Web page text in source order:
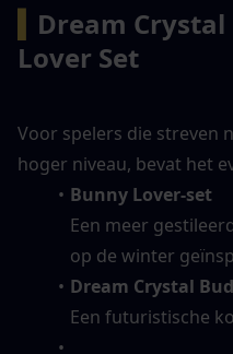
Dream
Lover Set
Voor spelers die streven
hoger niveau, bevat het
Bunny Lover-set
Een meer
op de winter
Dream Crystal
Een futuristische